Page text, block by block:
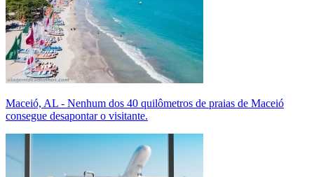
Maceió, AL - Nenhum dos 40 quilômetros de praias de Maceió
consegue desapontar o visitante.